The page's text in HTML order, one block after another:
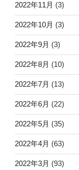
2022年11月 (3)
2022年10月 (3)
2022年9月 (3)
2022年8月 (10)
2022年7月 (13)
2022年6月 (22)
2022年5月 (35)
2022年4月 (63)
2022年3月 (93)